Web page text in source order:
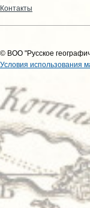
Контакты
© ВОО "Русское
Условия использования